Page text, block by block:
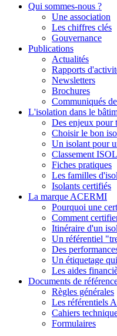
Qui sommes-nous ?
Une association
Les chiffres clés
Gouvernance
Publications
Actualités
Rapports
Newsletters
Brochures
Communiqués
L'isolation dans le
Des enjeux pour
Choisir le bon
Un isolant pour
Classement
Fiches pratiques
Les familles
Isolants certifiés
La marque ACERMI
Pourquoi une
Comment
Itinéraire d'un
Un référentiel
Des
Un étiquetage
Les aides
Documents de
Règles générales
Les référentiels
Cahiers
Formulaires